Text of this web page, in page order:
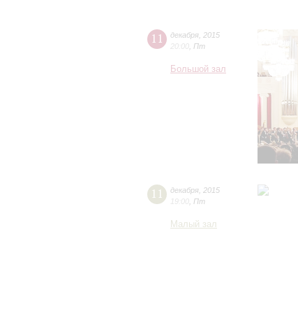
11 декабря 2015
20:00 Пт
Большой зал
11 декабря 2015
19:00 Пт
Малый зал